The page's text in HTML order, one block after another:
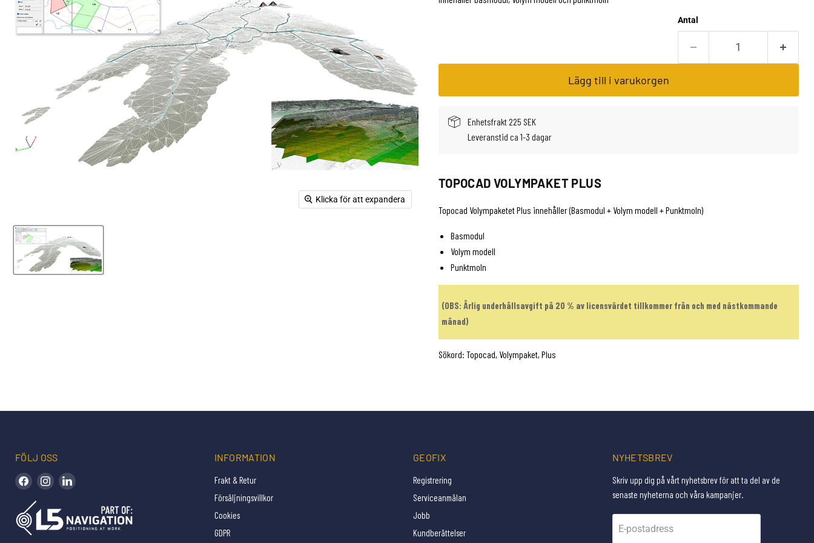
Klicka för att expandera
Antal
Lägg till i varukorgen
Enhetsfrakt 225 SEK
Leveranstid ca 1-3 dagar
TOPOCAD VOLYMPAKET PLUS
Topocad Volympaketet Plus innehåller (Basmodul + Volym modell + Punktmoln)
Basmodul
Volym modell
Punktmoln
(OBS: Årlig underhållsavgift på 20 % av licensvärdet tillkommer från och med nästkommande
månad)
Sökord: Topocad, Volympaket, Plus
FÖLJ OSS
Hitta oss på Facebook
Hitta oss på Instagram
INFORMATION
Frakt & Retur
Försäljningsvillkor
Cookies
GDPR
GEOFIX
Registrering
Serviceanmälan
Jobb
Kundberättelser
NYHETSBREV
Skriv upp dig på vårt nyhetsbrev för att ta del av de
senaste nyheterna och våra kampanjer.
E-postadress